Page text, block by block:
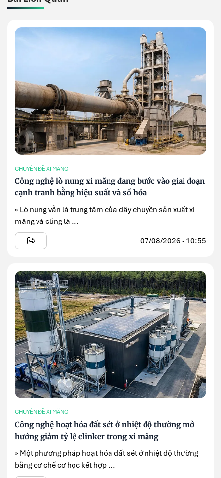
CHUYÊN ĐỀ XI MĂNG
Công nghệ lò nung xi măng đang bước vào giai đoạn
cạnh tranh bằng hiệu suất và số hóa
» Lò nung vẫn là trung tâm của dây chuyền sản xuất xi
măng và cũng là ...
07/08/2026 - 10:55
CHUYÊN ĐỀ XI MĂNG
Công nghệ hoạt hóa đất sét ở nhiệt độ thường mở
hướng giảm tỷ lệ clinker trong xi măng
» Một phương pháp hoạt hóa đất sét ở nhiệt độ thường
bằng cơ chế cơ học kết hợp ...